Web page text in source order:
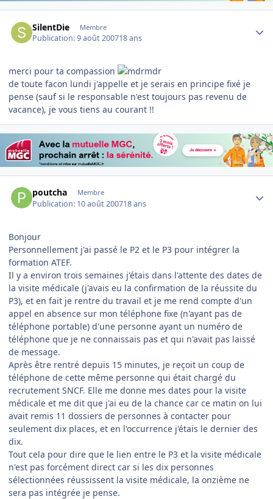
SilentDie Membre
Publication:9 août 200718 ans
merci pour ta compassion
de toute facon lundi j'appelle et je serais en principe fixé je
pense (sauf si le responsable n'est toujours pas revenu de
vacance), je vous tiens au courant !!
poutcha Membre
Publication: 10 août 200718 ans
Bonjour
Personnellement j'ai passé le P2 et le P3 pour intégrer la
formation ATEF.
Il y a environ trois semaines j'étais dans l'attente des dates de
la visite médicale (j'avais eu la confirmation de la réussite du
P3), et en fait je rentre du travail et je me rend compte d'un
appel en absence sur mon téléphone fixe (n'ayant pas de
téléphone portable) d'une personne ayant un numéro de
téléphone que je ne connaissais pas et qui n'avait pas laissé
de message.
Après être rentré depuis 15 minutes, je reçoit un coup de
téléphone de cette même personne qui était chargé du
recrutement SNCF. Elle me donne mes dates pour la visite
médicale et me dit que j'ai eu de la chance car ce matin on lui
avait remis 11 dossiers de personnes à contacter pour
seulement dix places, et en l'occurrence j'étais le dernier des
dix.
Tout cela pour dire que le lien entre le P3 et la visite médicale
n'est pas forcément direct car si les dix personnes
sélectionnées réussissent la visite médicale, la onzième ne
sera pas intégrée je pense.